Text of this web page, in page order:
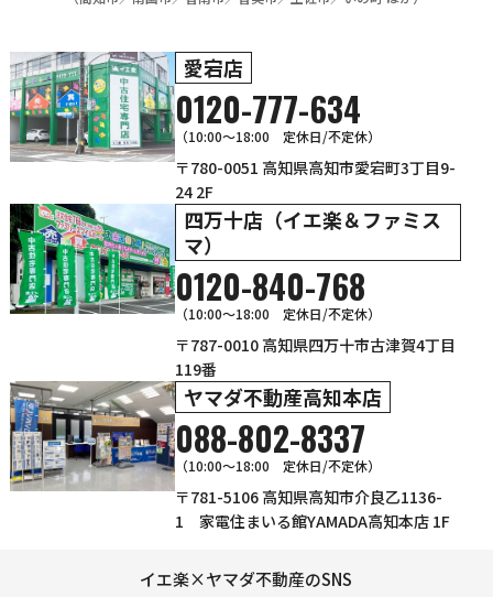
愛宕店
0120-777-634
（10:00～18:00 定休日/不定休）
〒780-0051 高知県高知市愛宕町3丁目9-
24 2F
四万十店（イエ楽＆ファミス
マ）
0120-840-768
（10:00〜18:00 定休日/不定休）
〒787-0010 高知県四万十市古津賀4丁目
119番
ヤマダ不動産高知本店
088-802-8337
（10:00～18:00 定休日/不定休）
〒781-5106 高知県高知市介良乙1136-
1 家電住まいる館YAMADA高知本店 1F
イエ楽×ヤマダ不動産のSNS